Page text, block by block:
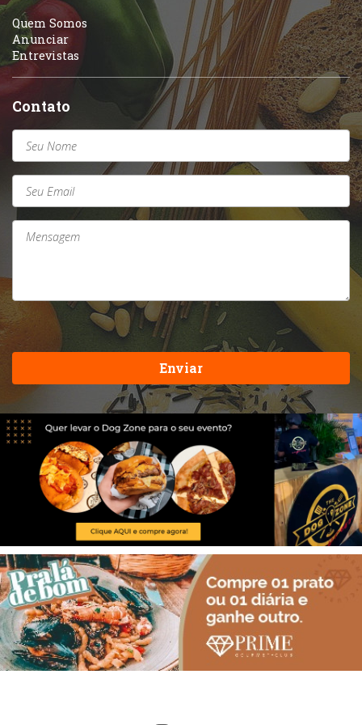
Quem Somos
Anunciar
Entrevistas
Contato
Enviar